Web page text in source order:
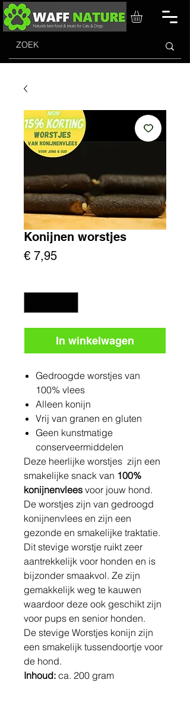
Konijnen worstjes
€ 7,95Prijs
In winkelwagen
Gedroogde worstjes van
100% vlees
Alleen konijn
Vrij van granen en gluten
Geen kunstmatige
conserveermiddelen
Deze heerlijke worstjes zijn een
smakelijke snack van 100%
konijnenvlees voor jouw hond.
De worstjes zijn van gedroogd
konijnenvlees en zijn een
gezonde en smakelijke traktatie.
Dit stevige worstje ruikt zeer
aantrekkelijk voor honden en is
bijzonder smaakvol. Ze zijn
gemakkelijk weg te kauwen
waardoor deze ook geschikt zijn
voor pups en senior honden.
De stevige Worstjes konijn zijn
een smakelijk tussendoortje voor
de hond.
Inhoud: ca. 200 gram